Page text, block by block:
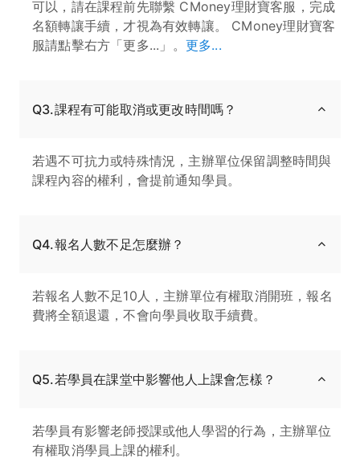
可以，請在課程前先聯繫 CMoney理財寶客服，完成
名額轉讓手續，才視為有效轉讓。 CMoney理財寶客
服請點擊右方「更多...」。 更多...
Q3.課程有可能取消或更改時間嗎？
若遇不可抗力或特殊情況，主辦單位保留調整時間與
課程內容的權利，會提前通知學員。
Q4.報名人數不足怎麼辦？
若報名人數不足10人，主辦單位有權取消開班，報名
費將全額退還，不會向學員收取手續費。
Q5.若學員在課堂中影響他人上課會怎樣？
若學員有影響老師授課或他人學習的行為，主辦單位
有權取消學員上課的權利。